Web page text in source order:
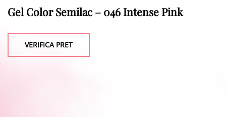
Gel Color Semilac – 046 Intense Pink
VERIFICA PRET